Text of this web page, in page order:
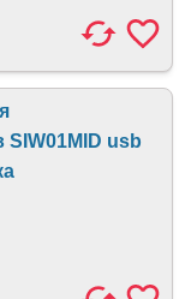
usb